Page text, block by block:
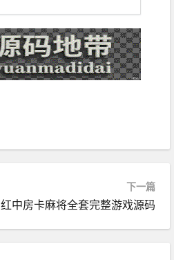
下一篇
红中房卡麻将全套完整游戏源码